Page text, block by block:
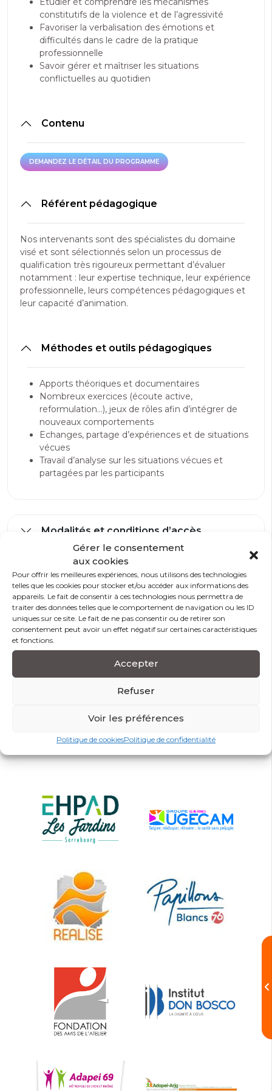
Gérer le consentement
aux cookies
Pour offrir les meilleures expériences, nous utilisons des technologies
telles que les cookies pour stocker et/ou accéder aux informations des
appareils. Le fait de consentir à ces technologies nous permettra de
traiter des données telles que le comportement de navigation ou les ID
uniques sur ce site. Le fait de ne pas consentir ou de retirer son
consentement peut avoir un effet négatif sur certaines caractéristiques
et fonctions.
Accepter
Refuser
Voir les préférences
Politique de cookiesPolitique de confidentialité
constitutifs de la violence et de l’agressivité
Favoriser la verbalisation des émotions et
difficultés dans le cadre de la pratique
professionnelle
Savoir gérer et maîtriser les situations
conflictuelles au quotidien
Contenu
DEMANDEZ LE DÉTAIL DU PROGRAMME
DEMANDEZ LE DÉTAIL DU PROGRAMME
Référent pédagogique
Nos intervenants sont des spécialistes du domaine
visé et sont sélectionnés selon un processus de
qualification très rigoureux permettant d’évaluer
notamment : leur expertise technique, leur expérience
professionnelle, leurs compétences pédagogiques et
leur capacité d’animation.
Méthodes et outils pédagogiques
Apports théoriques et documentaires
Nombreux exercices (écoute active,
reformulation…), jeux de rôles afin d’intégrer de
nouveaux comportements
Echanges, partage d’expériences et de situations
vécues
Travail d’analyse sur les situations vécues et
partagées par les participants
Modalités et conditions d’accès
Modalité d’évaluation
Prérequis
Accessibilité handicap
Partagez sur
Ils nous font confiance